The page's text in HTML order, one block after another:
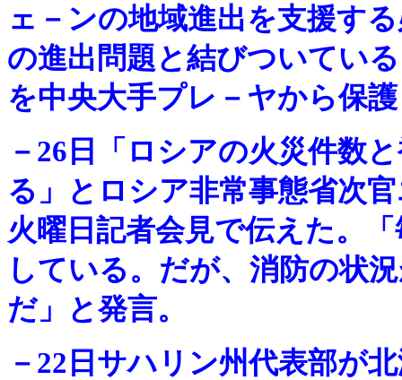
ェ－ンの地域進出を支援す
の進出問題と結びついてい
を中央大手プレ－ヤから保
－ 26日「ロシアの火災件数
る」とロシア非常事態省次
火曜日記者会見で伝えた。
している。だが、消防の状
だ」と発言。
－ 22日サハリン州代表部が